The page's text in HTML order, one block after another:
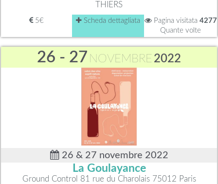
THIERS
5€ Scheda dettagliata Pagina visitata 4277
Quante volte
26 - 27 NOVEMBRE 2022
26 & 27 novembre 2022
La Goulayance
Ground Control 81 rue du Charolais 75012 Paris